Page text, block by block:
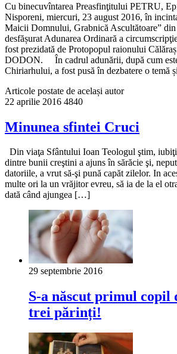
Cu binecuvîntarea Preasfinţitului PETRU,
Nisporeni, miercuri, 23 august 2016, în
Maicii Domnului, Grabnică Ascultătoare” din
desfășurat Adunarea Ordinară a
fost prezidată de Protopopul raionului
DODON. În cadrul adunării, după cum
Chiriarhului, a fost pusă în dezbatere o
Articole postate de același autor
22 aprilie 2016 4840
Minunea sfintei Cruci
Din viaţa Sfântului Ioan Teologul ştim,
dintre bunii creştini a ajuns în sărăcie şi,
datoriile, a vrut să-şi pună capăt zilelor. In
multe ori la un vrăjitor evreu, să ia de la el
dată când ajungea […]
29 septembrie 2016
S-a născut primul copil
trei părinți!